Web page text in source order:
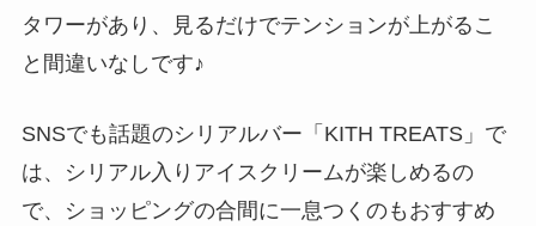
タワーがあり、見るだけでテンションが上がるこ
と間違いなしです♪
SNSでも話題のシリアルバー「KITH TREATS」で
は、シリアル入りアイスクリームが楽しめるの
で、ショッピングの合間に一息つくのもおすすめ